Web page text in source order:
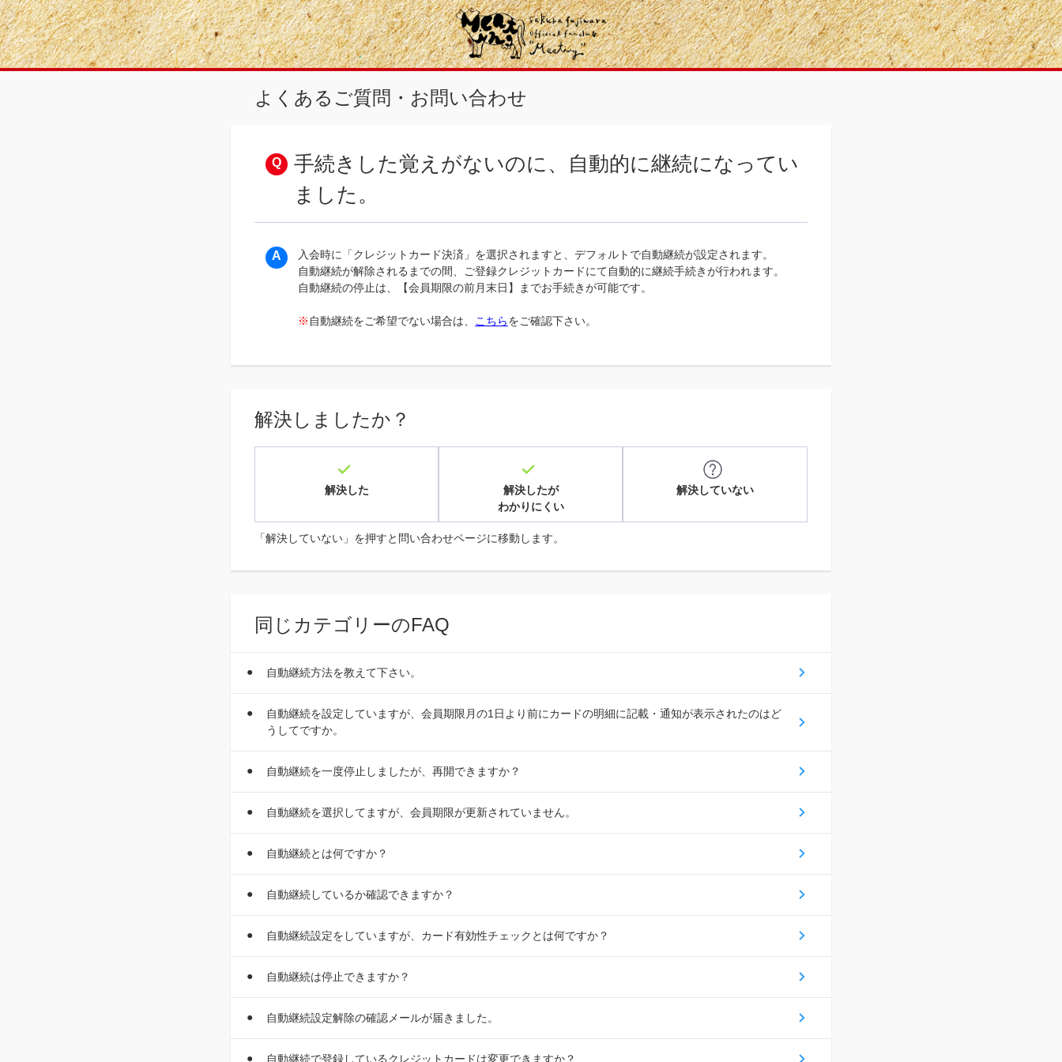
よくあるご質問・お問い合わせ
手続きした覚えがないのに、自動的に継続になってい
ました。
入会時に「クレジットカード決済」を選択されますと、デフォルトで自動継続が設定されます。
自動継続が解除されるまでの間、ご登録クレジットカードにて自動的に継続手続きが行われます。
自動継続の停止は、【会員期限の前月末日】までお手続きが可能です。
※ 自動継続をご希望でない場合は、 こちらをご確認下さい。
解決しましたか？
解決した
解決したが
わかりにくい
解決していない
「解決していない」を押すと問い合わせページに移動します。
同じカテゴリーのFAQ
自動継続方法を教えて下さい。
自動継続を設定していますが、会員期限月の1日より前にカードの明細に記載・通知が表示されたのはど
うしてですか。
自動継続を一度停止しましたが、再開できますか？
自動継続を選択してますが、会員期限が更新されていません。
自動継続とは何ですか？
自動継続しているか確認できますか？
自動継続設定をしていますが、カード有効性チェックとは何ですか？
自動継続は停止できますか？
自動継続設定解除の確認メールが届きました。
自動継続で登録しているクレジットカードは変更できますか？